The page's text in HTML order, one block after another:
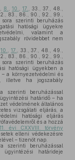
8. 10. 17.
, 33., 37., 48.,
83., 86., 90., 92., 99.,
szerinti beruházás
hatósági ügyekre
valamint a
rövidebbet nem
,10. 17.
, 33., 37., 48., 49.,
83., 86., 90., 92., 99.,
szerinti beruházás
hatósági ügyekben a
a környezetvédelmi és
illetve ha jogszabály
szerinti beruházással
határidő – ha
védelmének általános
vizsgálati eljárás, a
hatósági eljárás
és a hozzá
évi CXXVIII. törvény
elleni védekezésre
– tizenöt nap.
szerinti beruházással
ügyintézési határideje